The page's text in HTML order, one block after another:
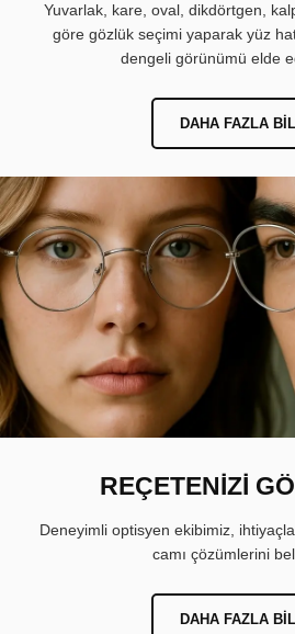
Yuvarlak, kare, oval, dikdörtgen,
göre gözlük seçimi yaparak yüz
dengeli görünümü elde
DAHA FAZLA
REÇETENİZİ
Deneyimli optisyen ekibimiz,
camı çözümlerini
DAHA FAZLA